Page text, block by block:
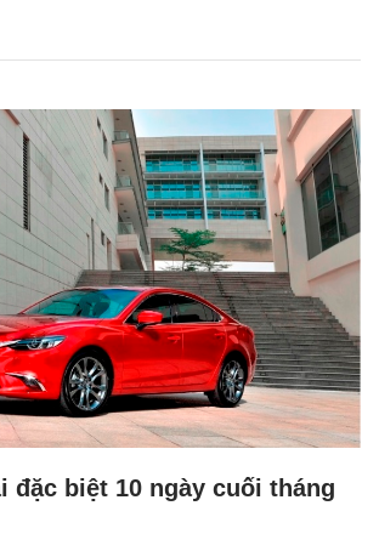
đặc biệt 10 ngày cuối tháng